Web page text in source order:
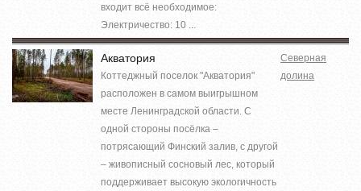
входит всё необходимое:
Электричество: 10 ...
Акватория
Коттеджный поселок "Акватория"
расположен в самом выигрышном
месте Ленинградской области. С
одной стороны посёлка –
потрясающий Финский залив, с другой
– живописный сосновый лес, который
поддерживает высокую экологичность
Северная
долина